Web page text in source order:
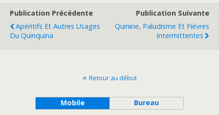
Publication Précédente
Apéritifs Et Autres Usages
Du Quinquina
Publication Suivante
Quinine, Paludisme Et Fièvres
Intermittentes
Retour au début
Mobile Bureau